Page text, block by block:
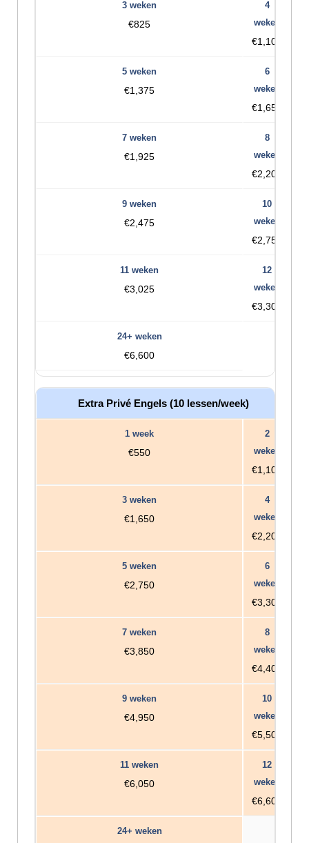
€825
€1,100
€1,375
€1,650
€1,925
€2,200
€2,475
€2,750
€3,025
€3,300
€6,600
Extra Privé Engels (10 lessen/week)
€550
€1,100
€1,650
€2,200
€2,750
€3,300
€3,850
€4,400
€4,950
€5,500
€6,050
€6,600